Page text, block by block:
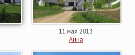
11 мая 2013
Анна